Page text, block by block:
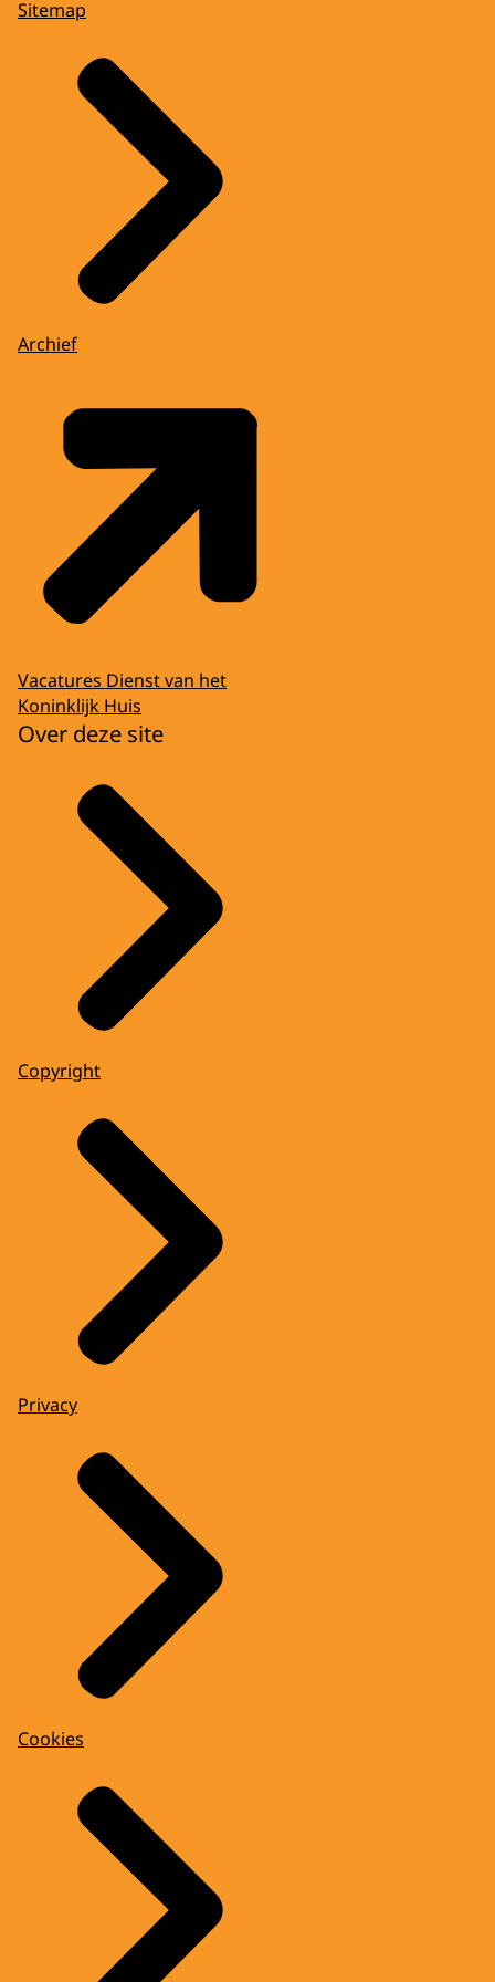
Sitemap
Archief
Vacatures Dienst van het
Koninklijk Huis
Over deze site
Copyright
Privacy
Cookies